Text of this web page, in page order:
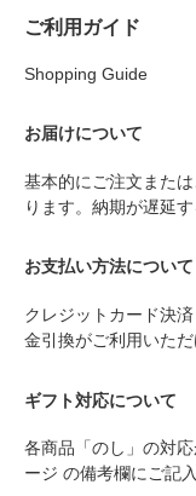
ご利用ガイド
Shopping Guide
お届けについて
基本的にご注文また
ります。納期が遅延
お支払い方法について
クレジットカード決
金引換がご利用いただ
ギフト対応について
各商品「のし」の対
ージ の備考欄にご記